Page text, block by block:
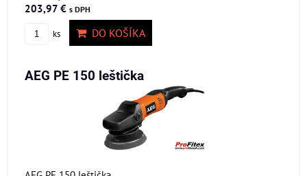
203,97 € s DPH
ks DO KOŠÍKA
AEG PE 150 leštička